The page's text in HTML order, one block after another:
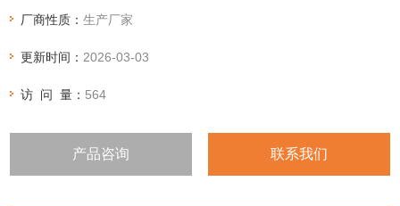
厂商性质：生产厂家
更新时间： 2026-03-03
访 问 量： 564
产品咨询 联系我们